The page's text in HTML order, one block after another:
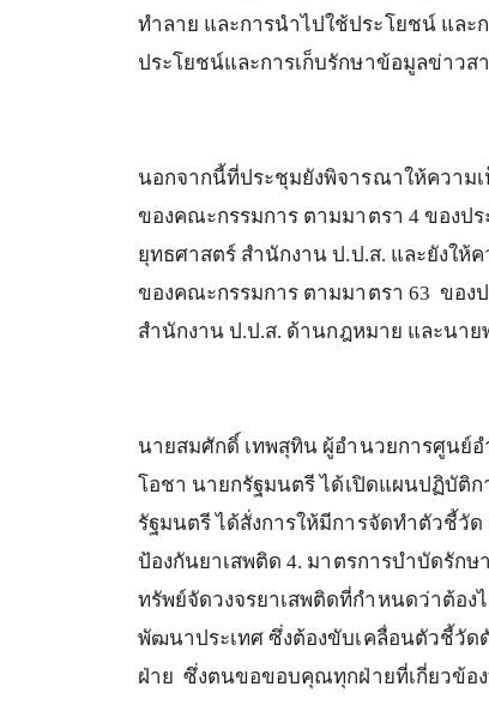
ทำลาย และการนำไปใช้ประโยชน์ และ
ประโยชน์และการเก็บรักษาข้อมูลข่าวส
นอกจากนี้ที่ประชุมยังพิจารณาให้ความ
ของคณะกรรมการ ตามมาตรา 4 ของป
ยุทธศาสตร์ สำนักงาน ป.ป.ส. และยังให้
ของคณะกรรมการ ตามมาตรา 63 ของ
สำนักงาน ป.ป.ส. ด้านกฎหมาย และนาย
นายสมศักดิ์ เทพสุทิน ผู้อำนวยการศูนย์
โอชา นายกรัฐมนตรี ได้เปิดแผนปฏิบัติก
รัฐมนตรี ได้สั่งการให้มีการจัดทำตัวชี้วัด
ป้องกันยาเสพติด 4. มาตรการบำบัดรักษ
ทรัพย์จัดวงจรยาเสพติดที่กำหนดว่าต้อง
พัฒนาประเทศ ซึ่งต้องขับเคลื่อนตัวชี้วัด
ฝ่าย ซึ่งตนขอขอบคุณทุกฝ่ายที่เกี่ยวข้อ